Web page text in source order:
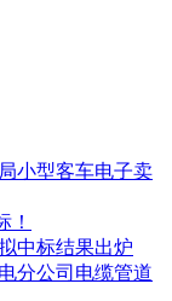
电动城市公共
小型客车电子卖
！
中标结果出炉
分公司电缆管道